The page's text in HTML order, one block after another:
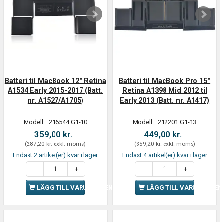
Batteri til MacBook 12" Retina
A1534 Early 2015-2017 (Batt.
nr. A1527/A1705)
Modell: 216544 G1-10
359,00 kr.
(287,20 kr. exkl. moms)
Endast 2 artikel(er) kvar i lager
LÄGG TILL VARUKORGEN
Batteri til MacBook Pro 15"
Retina A1398 Mid 2012 til
Early 2013 (Batt. nr. A1417)
Modell: 212201 G1-13
449,00 kr.
(359,20 kr. exkl. moms)
Endast 4 artikel(er) kvar i lager
LÄGG TILL